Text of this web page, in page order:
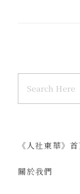
《人社東華》
關於我們